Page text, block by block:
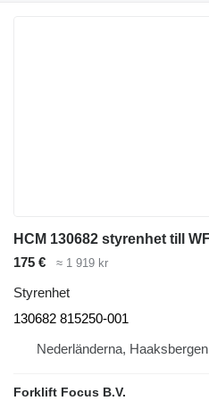
175 € ≈ 1 919 kr
Styrenhet
130682 815250-001
Nederländerna, Haaksbergen
Forklift Focus B.V.